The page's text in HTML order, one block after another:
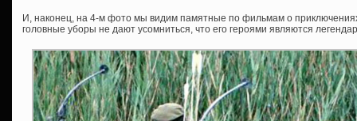
И, наконец, на 4-м фото мы видим памятные по фильмам о
головные уборы не дают усомниться, что его героями являются